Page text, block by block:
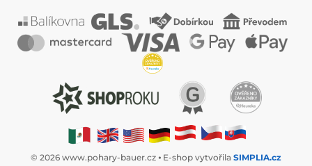
© 2026 www.pohary-bauer.cz ⦁ E-shop vytvořila SIMPLIA.cz